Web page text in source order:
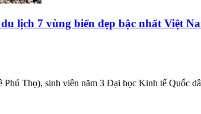
lịch 7 vùng biển đẹp bậc nhất Việt
Thọ), sinh viên năm 3 Đại học Kinh tế Quốc